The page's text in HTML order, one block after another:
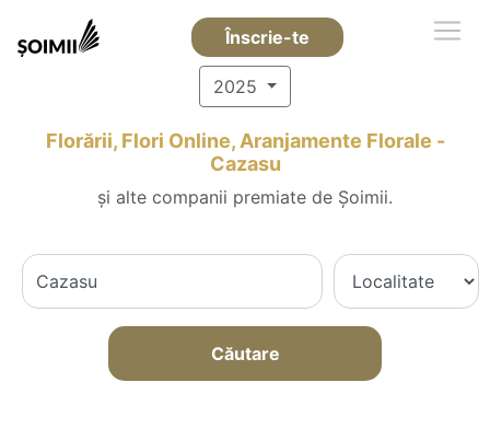
Înscrie-te
2025
Florării, Flori Online, Aranjamente Florale -
Cazasu
și alte companii premiate de Șoimii.
Căutare